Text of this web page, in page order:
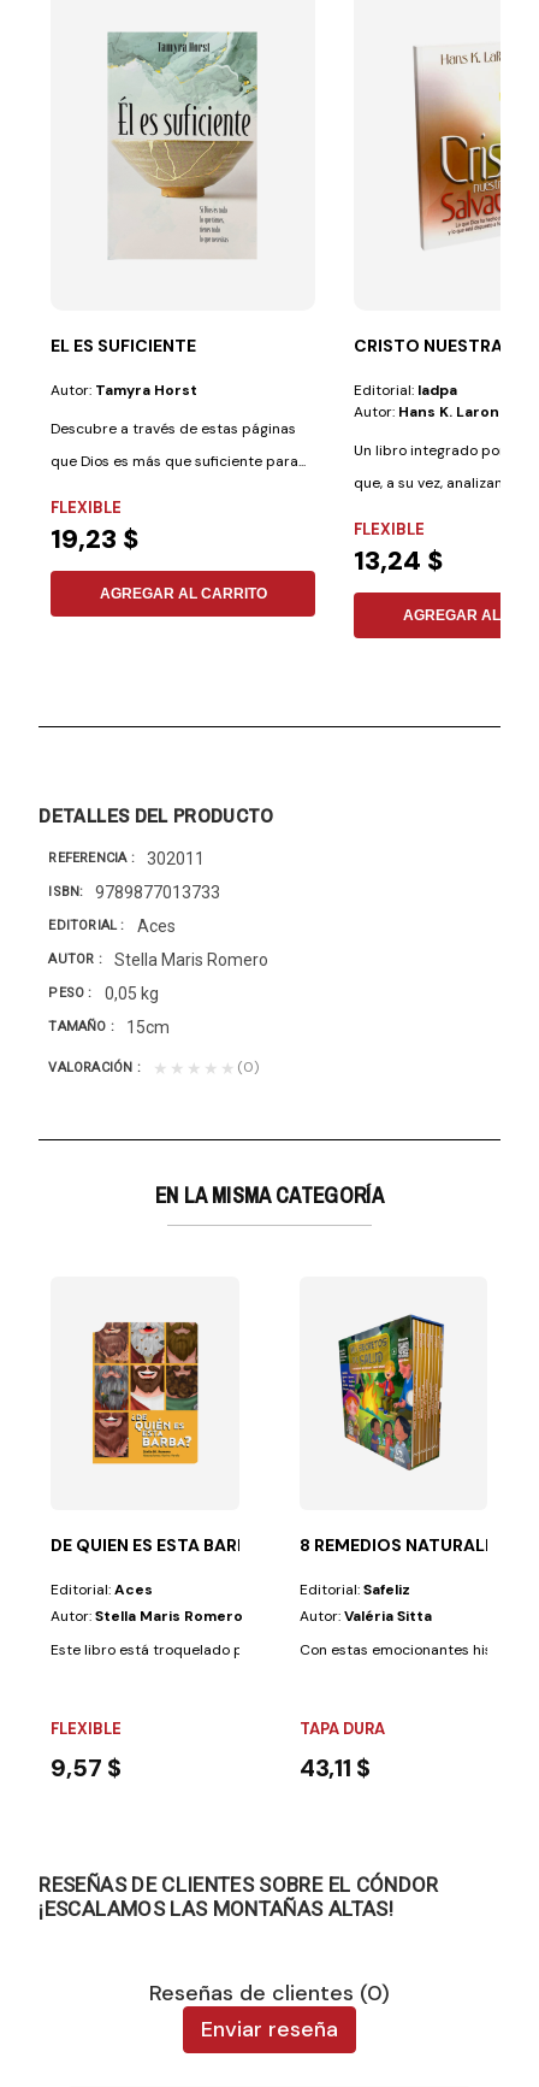
EL ES SUFICIENTE
Autor: Tamyra Horst
Descubre a través de estas páginas
que Dios es más que suficiente para...
FLEXIBLE
19,23 $
AGREGAR AL CARRITO
CRISTO NUESTRA
Editorial: Iadpa
Autor: Hans K. Larondelle
Un libro integrado por
que, a su vez, analizan
FLEXIBLE
13,24 $
AGREGAR AL
DETALLES DEL PRODUCTO
REFERENCIA 302011
ISBN 9789877013733
EDITORIAL Aces
AUTOR Stella Maris Romero
PESO 0,05 kg
TAMAÑO 15cm
VALORACIÓN ★★★★★ (0)
EN LA MISMA CATEGORÍA
mundo. Se reúne...
HISTORIAS
historias y reflexiones breves de estudiantes que...
DE QUIEN ES ESTA BARBA?
Editorial:Aces
Autor:Stella Maris Romero
Este libro está troquelado para que el lector coloque su nariz encima y
FLEXIBLE
9,57 $
8 REMEDIOS NATURALES
Editorial:Safeliz
Autor:Valéria Sitta
Con estas emocionantes
TAPA DURA
43,11 $
RESEÑAS DE CLIENTES SOBRE EL CÓNDOR
¡ESCALAMOS LAS MONTAÑAS ALTAS!
Reseñas de clientes (0)
Enviar reseña